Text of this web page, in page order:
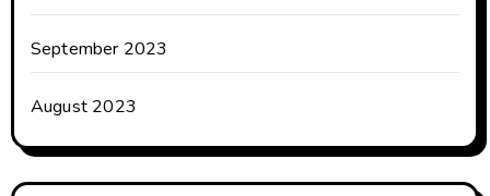
September 2023
August 2023